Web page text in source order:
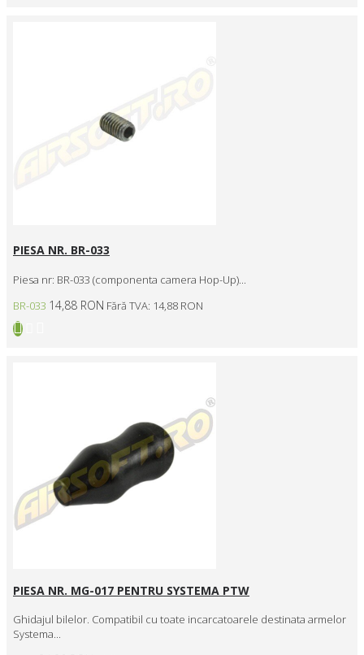
PIESA NR. BR-033
Piesa nr: BR-033 (componenta camera Hop-Up)...
BR-033 14,88 RON Fără TVA: 14,88 RON
PIESA NR. MG-017 PENTRU SYSTEMA PTW
Ghidajul bilelor. Compatibil cu toate incarcatoarele destinata armelor
Systema...